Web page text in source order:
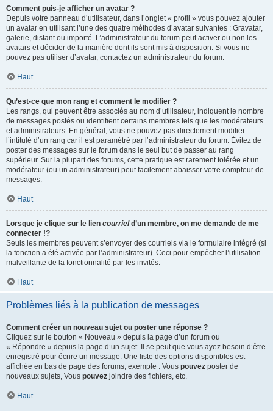
Comment puis-je afficher un avatar ?
Depuis votre panneau d’utilisateur, dans l’onglet « profil » vous pouvez ajouter
un avatar en utilisant l’une des quatre méthodes d’avatar suivantes : Gravatar,
galerie, distant ou importé. L’administrateur du forum peut activer ou non les
avatars et décider de la manière dont ils sont mis à disposition. Si vous ne
pouvez pas utiliser d’avatar, contactez un administrateur du forum.
Haut
Qu’est-ce que mon rang et comment le modifier ?
Les rangs, qui peuvent être associés au nom d’utilisateur, indiquent le nombre
de messages postés ou identifient certains membres tels que les modérateurs
et administrateurs. En général, vous ne pouvez pas directement modifier
l’intitulé d’un rang car il est paramétré par l’administrateur du forum. Évitez de
poster des messages sur le forum dans le seul but de passer au rang
supérieur. Sur la plupart des forums, cette pratique est rarement tolérée et un
modérateur (ou un administrateur) peut facilement abaisser votre compteur de
messages.
Haut
Lorsque je clique sur le lien courrield’un membre, on me demande de me
connecter !?
Seuls les membres peuvent s’envoyer des courriels via le formulaire intégré (si
la fonction a été activée par l’administrateur). Ceci pour empêcher l’utilisation
malveillante de la fonctionnalité par les invités.
Haut
Problèmes liés à la publication de messages
Comment créer un nouveau sujet ou poster une réponse ?
Cliquez sur le bouton « Nouveau » depuis la page d’un forum ou
« Répondre » depuis la page d’un sujet. Il se peut que vous ayez besoin d’être
enregistré pour écrire un message. Une liste des options disponibles est
affichée en bas de page des forums, exemple : Vous pouvez poster de
nouveaux sujets, Vous pouvez joindre des fichiers, etc.
Haut